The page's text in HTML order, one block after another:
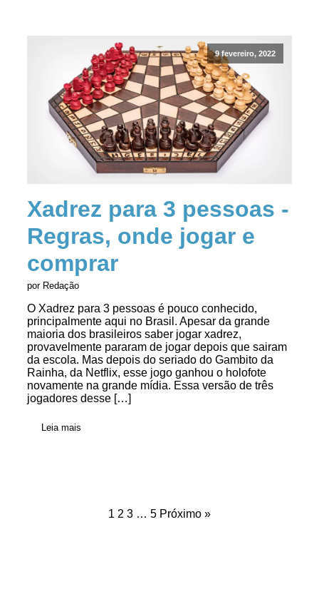
9 fevereiro, 2022
Xadrez para 3 pessoas -
Regras, onde jogar e
comprar
por Redação
O Xadrez para 3 pessoas é pouco conhecido,
principalmente aqui no Brasil. Apesar da grande
maioria dos brasileiros saber jogar xadrez,
provavelmente pararam de jogar depois que sairam
da escola. Mas depois do seriado do Gambito da
Rainha, da Netflix, esse jogo ganhou o holofote
novamente na grande mídia. Essa versão de três
jogadores desse […]
Leia mais
1 2 3 … 5 Próximo »